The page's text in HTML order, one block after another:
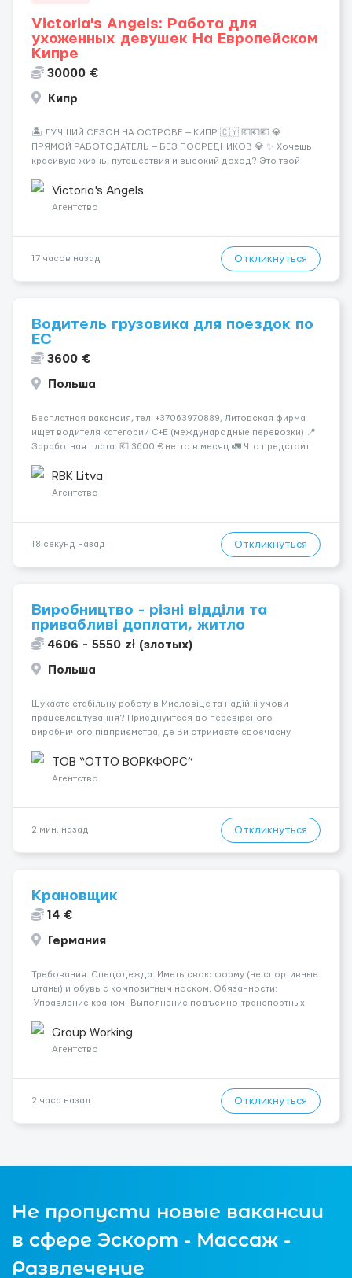
Victoria's Angels: Работа для
ухоженных девушек На Европейском
Кипре
30000 €
Кипр
🏝️ ЛУЧШИЙ СЕЗОН НА ОСТРОВЕ — КИПР 🇨🇾 💶💶💶 💎
ПРЯМОЙ РАБОТОДАТЕЛЬ — БЕЗ ПОСРЕДНИКОВ 💎 ✨ Хочешь
красивую жизнь, путешествия и высокий доход? Это твой
Опытная команда с годами практики — Стабильный поток
клиентов (без ...
Victoria's Angels
Агентство
17 часов назад Откликнуться
Водитель грузовика для поездок по
ЕС
3600 €
Польша
Бесплатная вакансия, тел. +37063970889, Литовская фирма
ищет водителя категории C+E (международные перевозки) 📍
Заработная плата: 💶 3600 € нетто в месяц 🚛 Что предстоит
рефрижераторах. В среднем 400–500 км в день. Погрузки и
разгрузки...
RBK Litva
Агентство
18 секунд назад Откликнуться
Виробництво - різні відділи та
привабливі доплати, житло
4606 - 5550 zł (злотых)
Польша
Шукаєте стабільну роботу в Мисловіце та надійні умови
працевлаштування? Приєднуйтеся до перевіреного
виробничого підприємства, де Ви отримаєте своєчасну
підібрати посаду відповідно до Ваших навичок
Локація: Мисловіце Форма пр...
ТОВ “ОТТО ВОРКФОРС”
Агентство
2 мин. назад Откликнуться
Крановщик
14 €
Германия
Требования: Спецодежда: Иметь свою форму (не спортивные
штаны) и обувь с композитным носком. Обязанности:
-Управление краном -Выполнение подъемно-транспортных
инструкций по безопасности. -Опыт управления различными
типами кранов (моб...
Group Working
Агентство
2 часа назад Откликнуться
Не пропусти новые вакансии
в сфере Эскорт - Массаж -
Развлечение